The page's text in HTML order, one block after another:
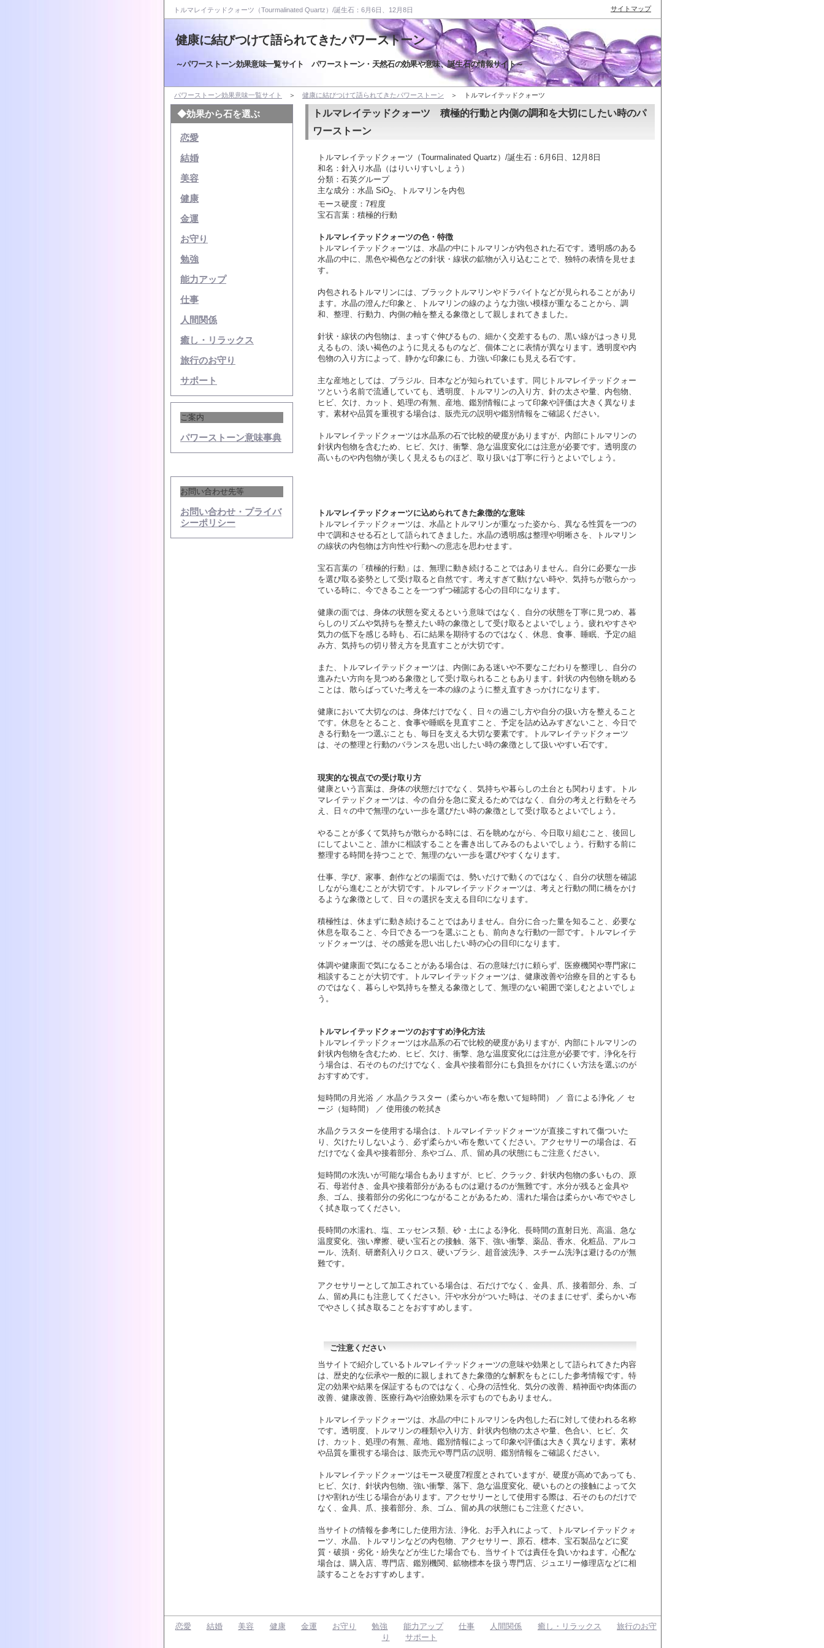
トルマレイテッドクォーツ（Tourmalinated Quartz）/誕生石：6月6日、12月8日
健康に結びつけて語られてきたパワーストーン
～パワーストーン効果意味一覧サイト パワーストーン・天然石の効果や意味、誕生石の情報サイト～
パワーストーン効果意味一覧サイト ＞ 健康に結びつけて語られてきたパワーストーン ＞ トルマレイテッドクォーツ
◆効果から石を選ぶ
恋愛
結婚
美容
健康
金運
お守り
勉強
能力アップ
仕事
人間関係
癒し・リラックス
旅行のお守り
サポート
ご案内
パワーストーン意味事典
お問い合わせ先等
お問い合わせ・プライバ
シーポリシー
トルマレイテッドクォーツ 積極的行動と内側の調和を大切にしたい時のパ
ワーストーン
トルマレイテッドクォーツ（Tourmalinated Quartz）/誕生石：6月6日、12月8日
和名：針入り水晶（はりいりすいしょう）
分類：石英グループ
主な成分：水晶 SiO2、トルマリンを内包
モース硬度：7程度
宝石言葉：積極的行動
トルマレイテッドクォーツの色・特徴
トルマレイテッドクォーツは、水晶の中にトルマリンが内包された石です。透明感のある
水晶の中に、黒色や褐色などの針状・線状の鉱物が入り込むことで、独特の表情を見せま
す。
内包されるトルマリンには、ブラックトルマリンやドラバイトなどが見られることがあり
ます。水晶の澄んだ印象と、トルマリンの線のような力強い模様が重なることから、調
和、整理、行動力、内側の軸を整える象徴として親しまれてきました。
針状・線状の内包物は、まっすぐ伸びるもの、細かく交差するもの、黒い線がはっきり見
えるもの、淡い褐色のように見えるものなど、個体ごとに表情が異なります。透明度や内
包物の入り方によって、静かな印象にも、力強い印象にも見える石です。
主な産地としては、ブラジル、日本などが知られています。同じトルマレイテッドクォー
ツという名前で流通していても、透明度、トルマリンの入り方、針の太さや量、内包物、
ヒビ、欠け、カット、処理の有無、産地、鑑別情報によって印象や評価は大きく異なりま
す。素材や品質を重視する場合は、販売元の説明や鑑別情報をご確認ください。
トルマレイテッドクォーツは水晶系の石で比較的硬度がありますが、内部にトルマリンの
針状内包物を含むため、ヒビ、欠け、衝撃、急な温度変化には注意が必要です。透明度の
高いものや内包物が美しく見えるものほど、取り扱いは丁寧に行うとよいでしょう。
トルマレイテッドクォーツに込められてきた象徴的な意味
トルマレイテッドクォーツは、水晶とトルマリンが重なった姿から、異なる性質を一つの
中で調和させる石として語られてきました。水晶の透明感は整理や明晰さを、トルマリン
の線状の内包物は方向性や行動への意志を思わせます。
宝石言葉の「積極的行動」は、無理に動き続けることではありません。自分に必要な一歩
を選び取る姿勢として受け取ると自然です。考えすぎて動けない時や、気持ちが散らかっ
ている時に、今できることを一つずつ確認する心の目印になります。
健康の面では、身体の状態を変えるという意味ではなく、自分の状態を丁寧に見つめ、暮
らしのリズムや気持ちを整えたい時の象徴として受け取るとよいでしょう。疲れやすさや
気力の低下を感じる時も、石に結果を期待するのではなく、休息、食事、睡眠、予定の組
み方、気持ちの切り替え方を見直すことが大切です。
また、トルマレイテッドクォーツは、内側にある迷いや不要なこだわりを整理し、自分の
進みたい方向を見つめる象徴として受け取られることもあります。針状の内包物を眺める
ことは、散らばっていた考えを一本の線のように整え直すきっかけになります。
健康において大切なのは、身体だけでなく、日々の過ごし方や自分の扱い方を整えること
です。休息をとること、食事や睡眠を見直すこと、予定を詰め込みすぎないこと、今日で
きる行動を一つ選ぶことも、毎日を支える大切な要素です。トルマレイテッドクォーツ
は、その整理と行動のバランスを思い出したい時の象徴として扱いやすい石です。
現実的な視点での受け取り方
健康という言葉は、身体の状態だけでなく、気持ちや暮らしの土台とも関わります。トル
マレイテッドクォーツは、今の自分を急に変えるためではなく、自分の考えと行動をそろ
え、日々の中で無理のない一歩を選びたい時の象徴として受け取るとよいでしょう。
やることが多くて気持ちが散らかる時には、石を眺めながら、今日取り組むこと、後回し
にしてよいこと、誰かに相談することを書き出してみるのもよいでしょう。行動する前に
整理する時間を持つことで、無理のない一歩を選びやすくなります。
仕事、学び、家事、創作などの場面では、勢いだけで動くのではなく、自分の状態を確認
しながら進むことが大切です。トルマレイテッドクォーツは、考えと行動の間に橋をかけ
るような象徴として、日々の選択を支える目印になります。
積極性は、休まずに動き続けることではありません。自分に合った量を知ること、必要な
休息を取ること、今日できる一つを選ぶことも、前向きな行動の一部です。トルマレイテ
ッドクォーツは、その感覚を思い出したい時の心の目印になります。
体調や健康面で気になることがある場合は、石の意味だけに頼らず、医療機関や専門家に
相談することが大切です。トルマレイテッドクォーツは、健康改善や治療を目的とするも
のではなく、暮らしや気持ちを整える象徴として、無理のない範囲で楽しむとよいでしょ
う。
トルマレイテッドクォーツのおすすめ浄化方法
トルマレイテッドクォーツは水晶系の石で比較的硬度がありますが、内部にトルマリンの
針状内包物を含むため、ヒビ、欠け、衝撃、急な温度変化には注意が必要です。浄化を行
う場合は、石そのものだけでなく、金具や接着部分にも負担をかけにくい方法を選ぶのが
おすすめです。
短時間の月光浴 ／ 水晶クラスター（柔らかい布を敷いて短時間） ／ 音による浄化 ／ セ
ージ（短時間） ／ 使用後の乾拭き
水晶クラスターを使用する場合は、トルマレイテッドクォーツが直接こすれて傷ついた
り、欠けたりしないよう、必ず柔らかい布を敷いてください。アクセサリーの場合は、石
だけでなく金具や接着部分、糸やゴム、爪、留め具の状態にもご注意ください。
短時間の水洗いが可能な場合もありますが、ヒビ、クラック、針状内包物の多いもの、原
石、母岩付き、金具や接着部分があるものは避けるのが無難です。水分が残ると金具や
糸、ゴム、接着部分の劣化につながることがあるため、濡れた場合は柔らかい布でやさし
く拭き取ってください。
長時間の水濡れ、塩、エッセンス類、砂・土による浄化、長時間の直射日光、高温、急な
温度変化、強い摩擦、硬い宝石との接触、落下、強い衝撃、薬品、香水、化粧品、アルコ
ール、洗剤、研磨剤入りクロス、硬いブラシ、超音波洗浄、スチーム洗浄は避けるのが無
難です。
アクセサリーとして加工されている場合は、石だけでなく、金具、爪、接着部分、糸、ゴ
ム、留め具にも注意してください。汗や水分がついた時は、そのままにせず、柔らかい布
でやさしく拭き取ることをおすすめします。
ご注意ください
当サイトで紹介しているトルマレイテッドクォーツの意味や効果として語られてきた内容
は、歴史的な伝承や一般的に親しまれてきた象徴的な解釈をもとにした参考情報です。特
定の効果や結果を保証するものではなく、心身の活性化、気分の改善、精神面や肉体面の
改善、健康改善、医療行為や治療効果を示すものでもありません。
トルマレイテッドクォーツは、水晶の中にトルマリンを内包した石に対して使われる名称
です。透明度、トルマリンの種類や入り方、針状内包物の太さや量、色合い、ヒビ、欠
け、カット、処理の有無、産地、鑑別情報によって印象や評価は大きく異なります。素材
や品質を重視する場合は、販売元や専門店の説明、鑑別情報をご確認ください。
トルマレイテッドクォーツはモース硬度7程度とされていますが、硬度が高めであっても、
ヒビ、欠け、針状内包物、強い衝撃、落下、急な温度変化、硬いものとの接触によって欠
けや割れが生じる場合があります。アクセサリーとして使用する際は、石そのものだけで
なく、金具、爪、接着部分、糸、ゴム、留め具の状態にもご注意ください。
当サイトの情報を参考にした使用方法、浄化、お手入れによって、トルマレイテッドクォ
ーツ、水晶、トルマリンなどの内包物、アクセサリー、原石、標本、宝石製品などに変
質・破損・劣化・紛失などが生じた場合でも、当サイトでは責任を負いかねます。心配な
場合は、購入店、専門店、鑑別機関、鉱物標本を扱う専門店、ジュエリー修理店などに相
談することをおすすめします。
恋愛 結婚 美容 健康 金運 お守り 勉強 能力アップ 仕事 人間関係 癒し・リラックス
旅行のお守
り
サポート
サイトマップ